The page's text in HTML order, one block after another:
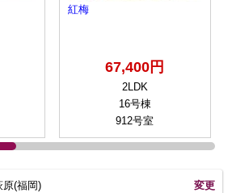
紅梅
67,400円
2LDK
16号棟
912号室
原(福岡) 変更